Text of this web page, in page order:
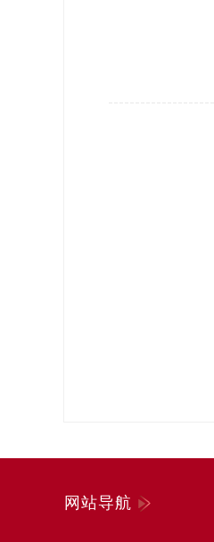
网站导航